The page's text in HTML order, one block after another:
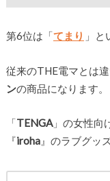
第6位は「てまり 」と
従来のTHE電マとは違
ンの商品になります。
「TENGA」の女性向
『iroha』のラブグッ